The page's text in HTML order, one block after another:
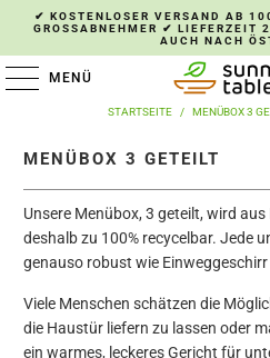
✔ KOSTENLOSER VERSAND AB
GROSSABNEHMER ✔ LIEFERZEIT
UCH NACH
MENÜ
STARTSEITE / MENÜBOX 3
MENÜBOX 3 GETEILT
Unsere Menübox, 3 geteilt, wird
deshalb zu 100% recycelbar. Jede
genauso robust wie
Viele Menschen schätzen die
die Haustür liefern zu lassen oder
ein warmes, leckeres Gericht für